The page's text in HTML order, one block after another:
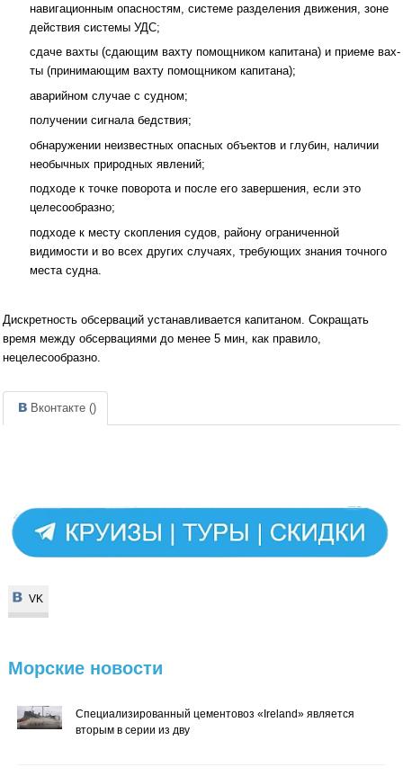
навигационным опасностям, системе разделения движения, зоне
действия системы УДС;
сдаче вахты (сдающим вахту помощником капитана) и приеме вах­
ты (принимающим вахту помощником капитана);
аварийном случае с судном;
получении сигнала бедствия;
обнаружении неизвестных опасных объектов и глубин, наличии
необычных природных явлений;
подходе к точке поворота и после его завершения, если это
целесообразно;
подходе к месту скопления судов, району ограниченной
видимости и во всех других случаях, требующих знания точного
места судна.
Дискретность обсерваций устанавливается капитаном. Сокращать
время между обсервациями до менее 5 мин, как правило,
нецелесообразно.
Вконтакте ()
VK
VK
Морские новости
Специализированный цементовоз «Ireland» является
вторым в серии из дву